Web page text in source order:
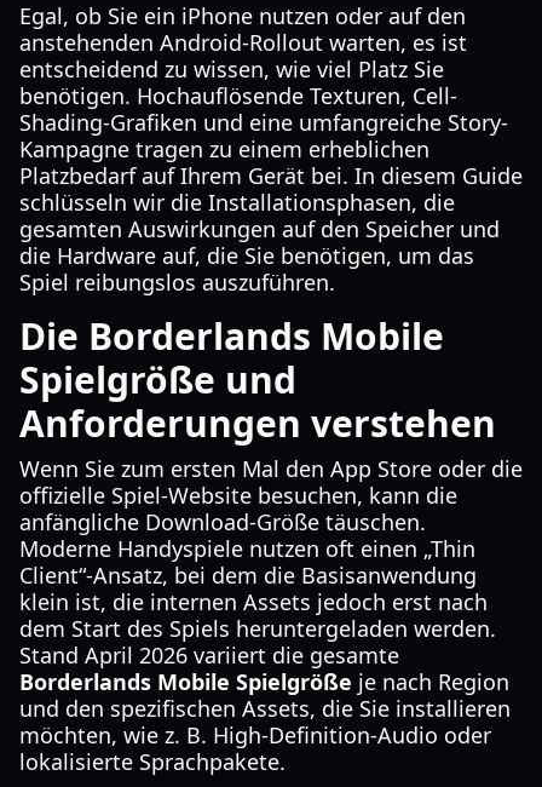
Egal, ob Sie ein iPhone nutzen oder auf den
anstehenden Android-Rollout warten, es ist
entscheidend zu wissen, wie viel Platz Sie
benötigen. Hochauflösende Texturen, Cell-
Shading-Grafiken und eine umfangreiche Story-
Kampagne tragen zu einem erheblichen
Platzbedarf auf Ihrem Gerät bei. In diesem Guide
schlüsseln wir die Installationsphasen, die
gesamten Auswirkungen auf den Speicher und
die Hardware auf, die Sie benötigen, um das
Spiel reibungslos auszuführen.
Die Borderlands Mobile
Spielgröße und
Anforderungen verstehen
Wenn Sie zum ersten Mal den App Store oder die
offizielle Spiel-Website besuchen, kann die
anfängliche Download-Größe täuschen.
Moderne Handyspiele nutzen oft einen „Thin
Client“-Ansatz, bei dem die Basisanwendung
klein ist, die internen Assets jedoch erst nach
dem Start des Spiels heruntergeladen werden.
Stand April 2026 variiert die gesamte
Borderlands Mobile Spielgröße je nach Region
und den spezifischen Assets, die Sie installieren
möchten, wie z. B. High-Definition-Audio oder
lokalisierte Sprachpakete.